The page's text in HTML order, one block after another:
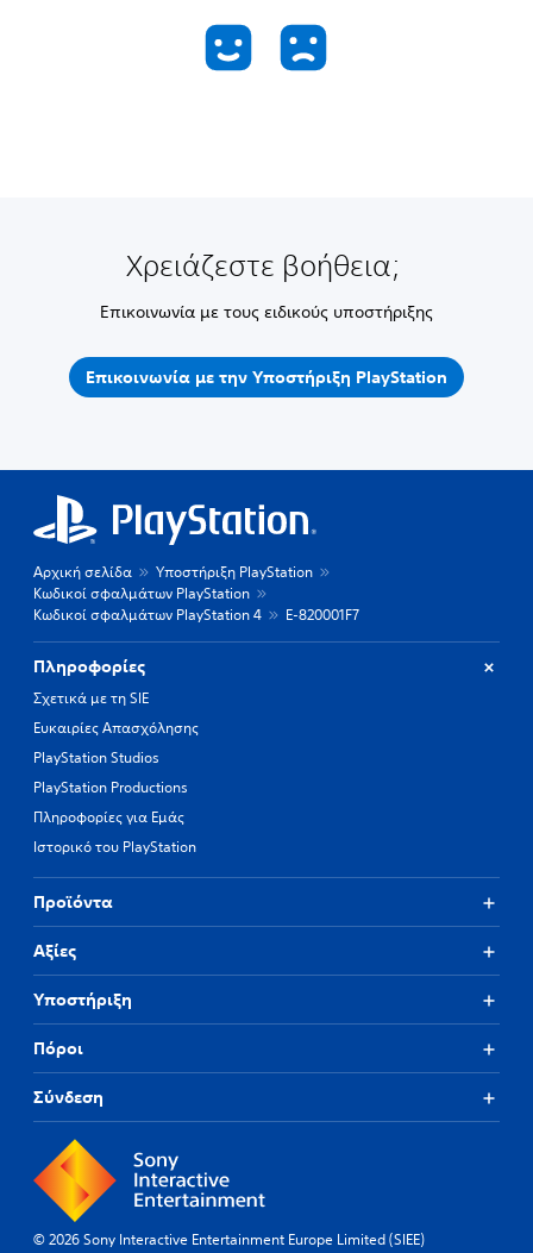
Χρειάζεστε βοήθεια;
Επικοινωνία με τους ειδικούς υποστήριξης
Επικοινωνία με την Υποστήριξη PlayStation
Αρχική σελίδα
Υποστήριξη PlayStation
Κωδικοί σφαλμάτων PlayStation
Κωδικοί σφαλμάτων PlayStation 4
E-820001F7
Πληροφορίες
Σχετικά με τη SIE
Ευκαιρίες Απασχόλησης
PlayStation Studios
PlayStation Productions
Πληροφορίες για Εμάς
Ιστορικό του PlayStation
Προϊόντα
Αξίες
Υποστήριξη
Πόροι
Σύνδεση
© 2026 Sony Interactive Entertainment Europe Limited (SIEE)